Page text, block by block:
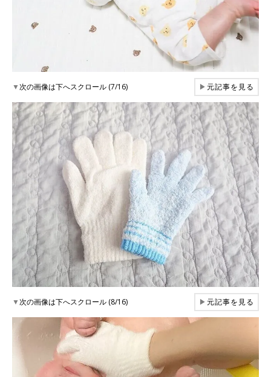
▼次の画像は下へスクロール (7/16) ▶元記事を見る
▼次の画像は下へスクロール (8/16) ▶元記事を見る